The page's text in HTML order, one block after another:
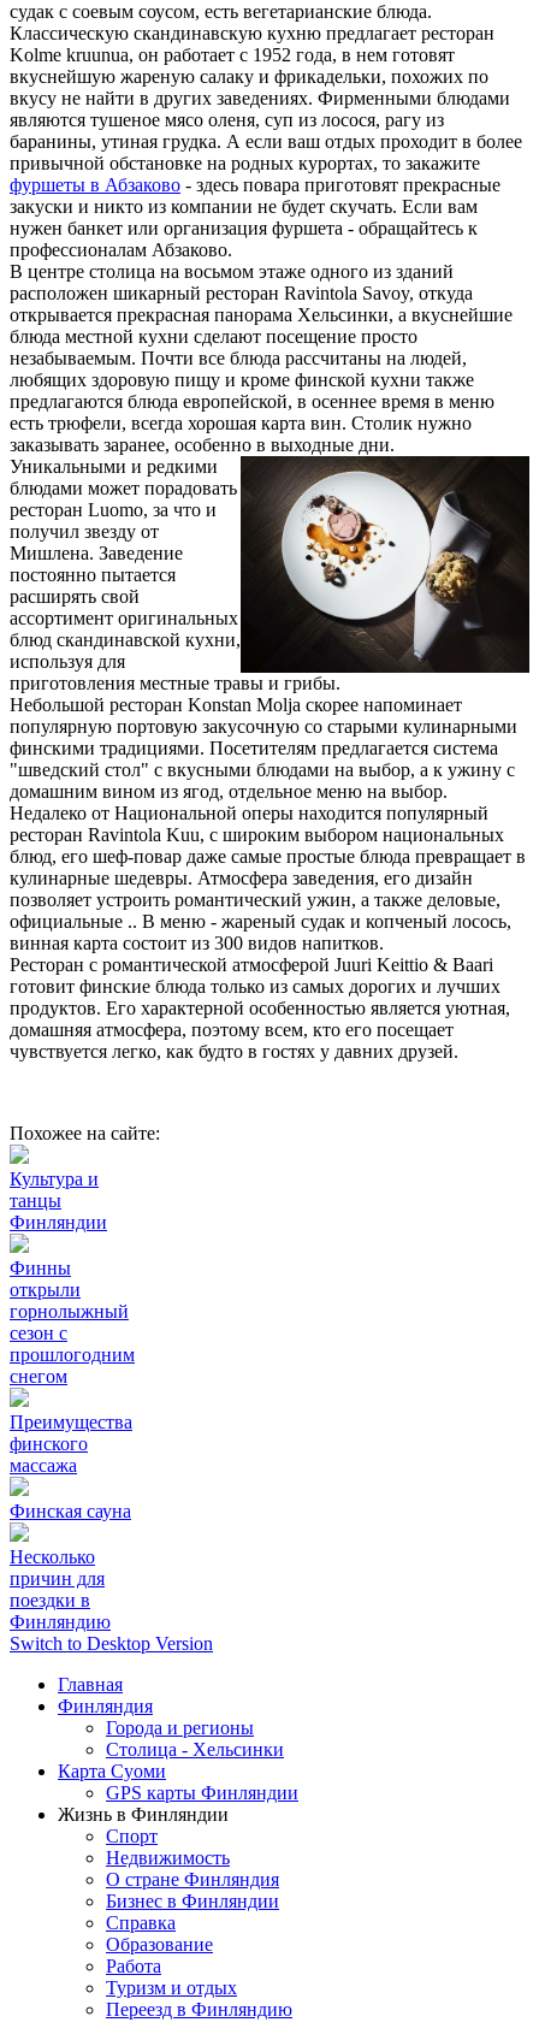
судак с соевым соусом, есть вегетарианские блюда.
Классическую скандинавскую кухню предлагает ресторан
Kolme kruunua, он работает с 1952 года, в нем готовят
вкуснейшую жареную салаку и фрикадельки, похожих по
вкусу не найти в других заведениях. Фирменными блюдами
являются тушеное мясо оленя, суп из лосося, рагу из
баранины, утиная грудка. А если ваш отдых проходит в более
привычной обстановке на родных курортах, то закажите
фуршеты в Абзаково - здесь повара приготовят прекрасные
закуски и никто из компании не будет скучать. Если вам
нужен банкет или организация фуршета - обращайтесь к
профессионалам Абзаково.
В центре столица на восьмом этаже одного из зданий
расположен шикарный ресторан Ravintola Savoy, откуда
открывается прекрасная панорама Хельсинки, а вкуснейшие
блюда местной кухни сделают посещение просто
незабываемым. Почти все блюда рассчитаны на людей,
любящих здоровую пищу и кроме финской кухни также
предлагаются блюда европейской, в осеннее время в меню
есть трюфели, всегда хорошая карта вин. Столик нужно
заказывать заранее, особенно в выходные дни.
Уникальными и редкими
блюдами может порадовать
ресторан Luomo, за что и
получил звезду от
Мишлена. Заведение
постоянно пытается
расширять свой
ассортимент оригинальных
блюд скандинавской кухни,
используя для
приготовления местные травы и грибы.
Небольшой ресторан Konstan Molja скорее напоминает
популярную портовую закусочную со старыми кулинарными
финскими традициями. Посетителям предлагается система
"шведский стол" с вкусными блюдами на выбор, а к ужину с
домашним вином из ягод, отдельное меню на выбор.
Недалеко от Национальной оперы находится популярный
ресторан Ravintola Kuu, с широким выбором национальных
блюд, его шеф-повар даже самые простые блюда превращает в
кулинарные шедевры. Атмосфера заведения, его дизайн
позволяет устроить романтический ужин, а также деловые,
официальные .. В меню - жареный судак и копченый лосось,
винная карта состоит из 300 видов напитков.
Ресторан с романтической атмосферой Juuri Keittio & Baari
готовит финские блюда только из самых дорогих и лучших
продуктов. Его характерной особенностью является уютная,
домашняя атмосфера, поэтому всем, кто его посещает
чувствуется легко, как будто в гостях у давних друзей.
Похожее на сайте:
Культура и
танцы
Финляндии
Финны
открыли
горнолыжный
сезон с
прошлогодним
снегом
Преимущества
финского
массажа
Финская сауна
Несколько
причин для
поездки в
Финляндию
Switch to Desktop Version
Главная
Финляндия
Города и регионы
Столица - Хельсинки
Карта Суоми
GPS карты Финляндии
Жизнь в Финляндии
Спорт
Недвижимость
О стране Финляндия
Бизнес в Финляндии
Справка
Образование
Работа
Туризм и отдых
Переезд в Финляндию